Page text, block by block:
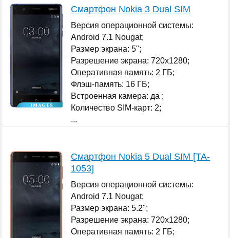
Смартфон Nokia 3 Dual SIM
Версия операционной системы:
Android 7.1 Nougat;
Размер экрана: 5";
Разрешение экрана: 720x1280;
Оперативная память: 2 ГБ;
Флэш-память: 16 ГБ;
Встроенная камера: да ;
Количество SIM-карт: 2;
...
Смартфон Nokia 5 Dual SIM [TA-
1053]
Версия операционной системы:
Android 7.1 Nougat;
Размер экрана: 5.2";
Разрешение экрана: 720x1280;
Оперативная память: 2 ГБ;